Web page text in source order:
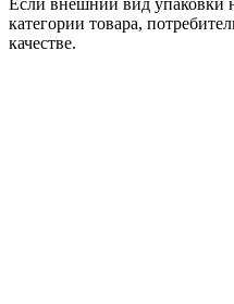
Если внешний вид упаковки
категории товара,
качестве.